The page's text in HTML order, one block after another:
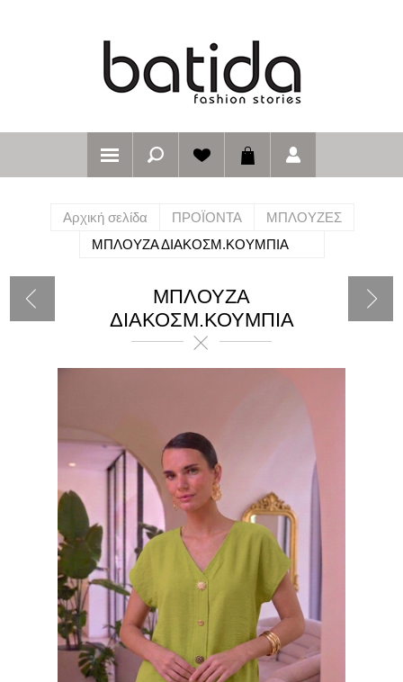
Αρχική σελίδα ΠΡΟΪΟΝΤΑ
ΜΠΛΟΥΖΕΣ
ΜΠΛΟΥΖΑ ΔΙΑΚΟΣΜ.ΚΟΥΜΠΙΑ
ΜΠΛΟΥΖΑ
ΔΙΑΚΟΣΜ.ΚΟΥΜΠΙΑ